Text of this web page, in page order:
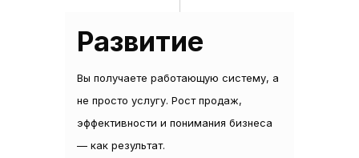
Развитие
Вы получаете работающую систему, а
не просто услугу. Рост продаж,
эффективности и понимания бизнеса
— как результат.